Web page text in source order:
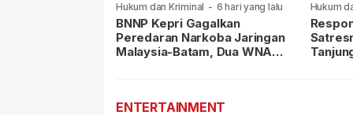
Hukum dan Kriminal - 6 hari yang lalu
BNNP Kepri Gagalkan
Peredaran Narkoba Jaringan
Malaysia-Batam, Dua WNA
Hukum
lalu
ENTERTAINMENT